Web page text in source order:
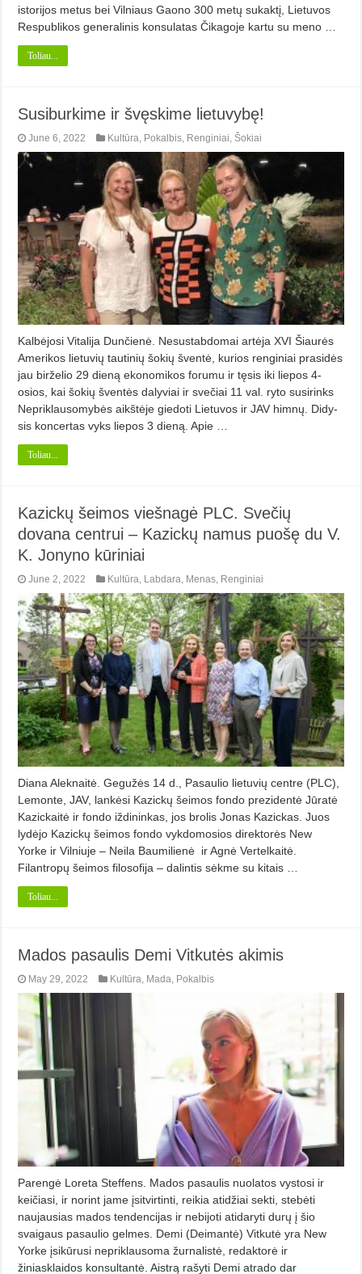
istorijos metus bei Vilniaus Gaono 300 metų sukaktį, Lietuvos
Respublikos generalinis konsulatas Čikagoje kartu su meno …
Toliau...
Susiburkime ir švęskime lietuvybę!
June 6, 2022 Kultūra Pokalbis Renginiai Šokiai
Kalbėjosi Vitalija Dunčienė. Nesustabdomai artėja XVI Šiau­rės
Amerikos lietuvių tautinių šokių šventė, kurios renginiai prasidės
jau birželio 29 dieną ekonomikos forumu ir tęsis iki liepos 4-
osios, kai šokių šventės dalyviai ir svečiai 11 val. ryto susirinks
Nepriklausomybės aikštėje giedoti Lietuvos ir JAV himnų. Didy­
sis koncertas vyks liepos 3 dieną. Apie …
Toliau...
Kazickų šeimos viešnagė PLC. Svečių
dovana centrui – Kazickų namus puošę du V.
K. Jonyno kūriniai
June 2, 2022 Kultūra, Labdara, Menas, Renginiai
Diana Aleknaitė. Gegužės 14 d., Pasaulio lietuvių centre (PLC),
Lemonte, JAV, lankėsi Kazickų šeimos fondo prezidentė Jūratė
Kazickaitė ir fondo iždininkas, jos brolis Jonas Kazickas. Juos
lydėjo Kazickų šeimos fondo vykdomosios direktorės New
Yorke ir Vilniuje – Neila Baumilienė ir Agnė Vertelkaitė.
Filantropų šeimos filosofija – dalintis sėkme su kitais …
Toliau...
Mados pasaulis Demi Vitkutės akimis
May 29, 2022 Kultūra, Mada, Pokalbis
Parengė Loreta Steffens. Mados pasaulis nuolatos vystosi ir
keičiasi, ir norint jame įsitvirtinti, reikia atidžiai sekti, stebėti
naujausias mados tendencijas ir nebijoti atidaryti durų į šio
svaigaus pasaulio gelmes. Demi (Deimantė) Vitkutė yra New
Yorke įsikūrusi nepriklausoma žurnalistė, redaktorė ir
žiniasklaidos konsultantė. Aistrą rašyti Demi atrado dar